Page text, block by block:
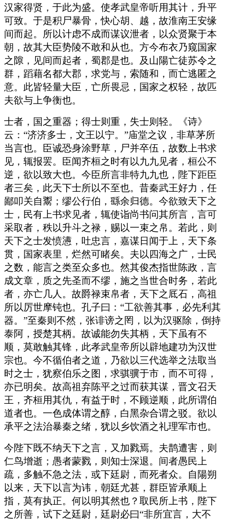
汉家得贤，于此为盛。使孝武皇帝听用其计，升平
可致。于是积尸暴骨，快心胡、越，故淮南王安缘
间而起。所以计虑不成而谋议泄者，以众贤聚于本
朝，故其大臣势陵不敢和从也。方今布衣乃窥国家
之隙，见间而起者，蜀郡是也。及山陽亡徒苏令之
群，蹈藉名都大郡，求党与，索随和，而亡逃匿之
意。此皆轻量大臣，亡所畏忌，国家之权轻，故匹
夫欲与上争衡也。
士者，国之重器；得士则重，失士则轻。《诗》
云：“济济多士，文王以宁。”庙堂之议，非草茅所
当言也。臣诚恐身涂野草，尸并卒伍，故数上书求
见，辄报罢。臣闻齐桓之时有以九九见者，桓公不
逆，欲以致大也。今臣所言非特九九也，陛下距臣
者三矣，此天下士所以不至也。昔秦武王好力，任
鄙叩关自鬻；缪公行伯，繇余归德。今欲致天下之
士，民有上书求见者，辄使诣尚书问其所言，言可
采取者，秩以升斗之禄，赐以一束之帛。若此，则
天下之士发愤懑，吐忠言，嘉谋日闻于上，天下条
贯，国家表里，烂然可睹矣。夫以四海之广，士民
之数，能言之类至众多也。然其俊杰指世陈政，言
成文章，质之先圣而不缪，施之当世合时务，若此
者，亦亡几人。故爵禄束帛者，天下之厎石，高祖
所以厉世摩钝也。孔子曰：“工欲善其事，必先利其
器。”至秦则不然，张诽谤之罔，以为汉驱除，倒持
泰阿，授楚其柄。故诚能勿失其柄，天下虽有不
顺，莫敢触其锋，此孝武皇帝所以辟地建功为汉世
宗也。今不循伯者之道，乃欲以三代选举之法取当
时之士，犹察伯乐之图，求骐骥于市，而不可得，
亦已明矣。故高祖弃陈平之过而获其谋，晋文召天
王，齐桓用其仇，有益于时，不顾逆顺，此所谓伯
道者也。一色成体谓之醇，白黑杂合谓之驳。欲以
承平之法治暴秦之绪，犹以乡饮酒之礼理军市也。
今陛下既不纳天下之言，又加戮焉。夫鹊遭害，则
仁鸟增逝；愚者蒙戮，则知士深退。间者愚民上
疏，多触不急之法，或下廷尉，而死者众。自陽朔
以来，天下以言为讳，朝廷尤甚，群臣皆承顺上
指，莫有执正。何以明其然也？取民所上书，陛下
之所善，试下之廷尉，廷尉必曰“非所宜言，大不